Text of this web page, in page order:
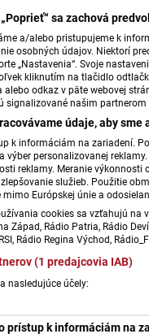
sa zachová
a/alebo pristupujeme k
osobných údajov. Niektorí
„Nastavenia“. Svoje
kliknutím na tlačidlo
odkaz v päte webovej
signalizované našim
údaje, aby
k informáciám na zariadení.
výber personalizovanej
reklamy. Meranie
služieb. Použitie
Európskej únie a
cookies sa vzťahujú na
Západ, Rádio Patria, Rádio
Rádio Regina Východ,
(1 predajcovia IAB)
nasledujúce účely:
prístup k informáciám na